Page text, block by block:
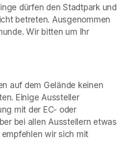
dürfen den Stadtpark und
betreten. Ausgenommen
Wir bitten um Ihr
auf dem Gelände keinen
Einige Aussteller
mit der EC- oder
bei allen Ausstellern etwas
wir sich mit